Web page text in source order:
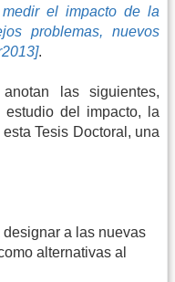
el impacto de la
problemas, nuevos
.
las siguientes,
del impacto, la
Tesis Doctoral, una
a las nuevas
alternativas al